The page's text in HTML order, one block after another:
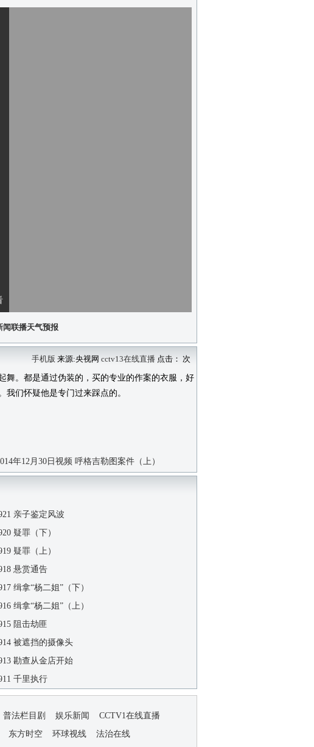
闻联播天气预报
手机版 来源:央视网 cctv13在线直播 点击： 次
。都是通过伪装的，买的专业的作案的衣服，好
们怀疑他是专门过来踩点的。
年12月30日视频 呼格吉勒图案件（上）
亲子鉴定风波
疑罪（下）
疑罪（上）
悬赏通告
缉拿“杨二姐”（下）
缉拿“杨二姐”（上）
阻击劫匪
被遮挡的摄像头
勘查从金店开始
千里执行
普法栏目剧 娱乐新闻
CCTV1在线直播
东方时空 环球视线 法治在线